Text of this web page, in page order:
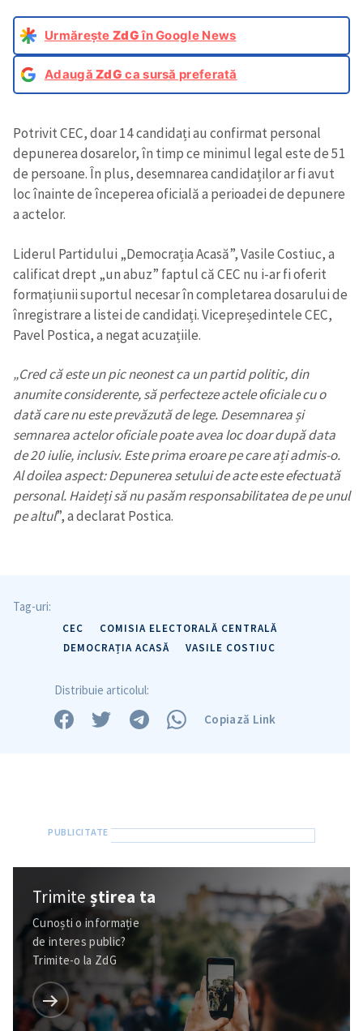
Urmărește ZdGîn Google News
AdaugăZdG ca sursă preferată
Potrivit CEC, doar 14 candidați au confirmat personal
depunerea dosarelor, în timp ce minimul legal este de 51
de persoane. În plus, desemnarea candidaților ar fi avut
loc înainte de începerea oficială a perioadei de depunere
a actelor.
Liderul Partidului „Democrația Acasă”, Vasile Costiuc, a
calificat drept „un abuz” faptul că CEC nu i-ar fi oferit
formațiunii suportul necesar în completarea dosarului de
înregistrare a listei de candidați. Vicepreședintele CEC,
Pavel Postica, a negat acuzațiile.
„Cred că este un pic neonest ca un partid politic, din
anumite considerente, să perfecteze actele oficiale cu o
dată care nu este prevăzută de lege. Desemnarea și
semnarea actelor oficiale poate avea loc doar după data
de 20 iulie, inclusiv. Este prima eroare pe care ați admis-o.
Al doilea aspect: Depunerea setului de acte este efectuată
personal. Haideți să nu pasăm responsabilitatea de pe unul
pe altul”, a declarat Postica.
Tag-uri:
CEC
COMISIA ELECTORALĂ CENTRALĂ
DEMOCRAȚIA ACASĂ
VASILE COSTIUC
Distribuie articolul:
Copiază Link
Trimiteștirea ta
Cunoști o informație
de interes public?
Trimite-o la ZdG